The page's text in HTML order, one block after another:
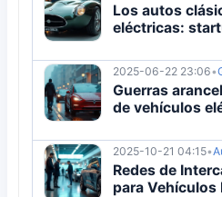
Los autos
eléctricas:
2025-06-22 23:06•
Guerras
de vehículos
producción de
eléctricos
2025-10-21 04:15•
Redes de
para Vehículos